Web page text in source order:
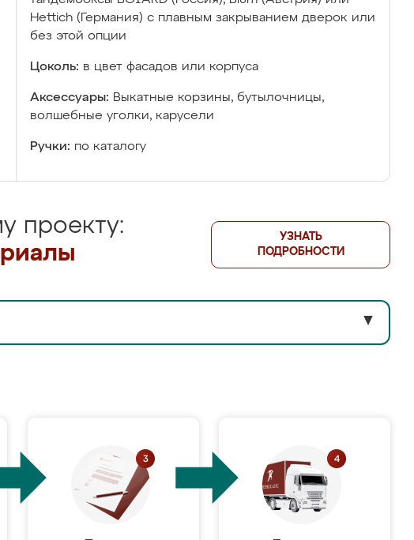
Hettich (Германия) с плавным закрыванием дверок или
без этой опции
Цоколь: в цвет фасадов или корпуса
Аксессуары: Выкатные корзины, бутылочницы,
волшебные уголки, карусели
Ручки: по каталогу
проекту:
УЗНАТЬ
ПОДРОБНОСТИ
▼